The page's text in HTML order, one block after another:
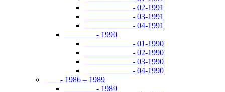
- 02-1991
- 03-1991
- 04-1991
- 1990
- 01-1990
- 02-1990
- 03-1990
- 04-1990
- 1986 – 1989
- 1989